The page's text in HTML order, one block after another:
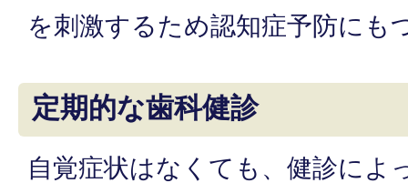
を刺激するため認知症予防にも
定期的な歯科健診
自覚症状はなくても、健診によ